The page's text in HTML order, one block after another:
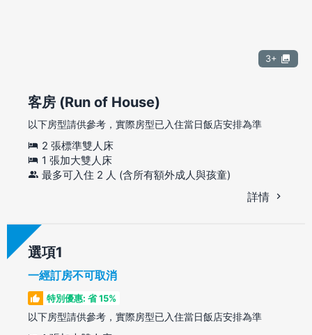
3+
客房 (Run of House)
以下房型請供參考，實際房型已入住當日飯店安排為準
2 張標準雙人床
1 張加大雙人床
最多可入住 2 人 (含所有額外成人與孩童)
詳情
選項
一經訂房不可取消
特別優惠: 省 15%
以下房型請供參考，實際房型已入住當日飯店安排為準